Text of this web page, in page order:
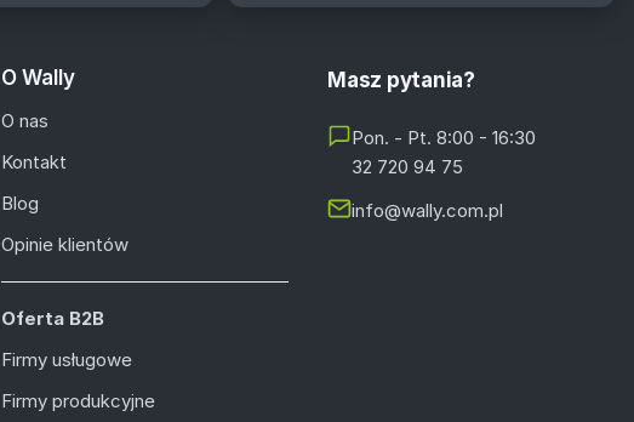
O Wally
O nas
Kontakt
Blog
Opinie klientów
Oferta B2B
Firmy usługowe
Firmy produkcyjne
Masz pytania?
Pon. - Pt. 8:00 - 16:30
32 720 94 75
info@wally.com.pl